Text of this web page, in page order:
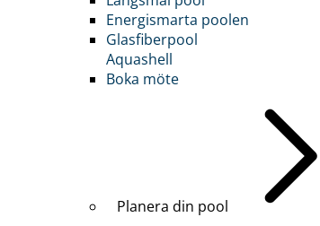
Energismarta poolen
Glasfiberpool
Aquashell
Boka möte
Planera din pool